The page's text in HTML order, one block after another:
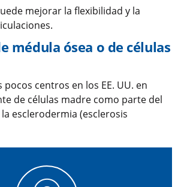
mejorar la flexibilidad y la
médula ósea o de células
centros en los EE. UU. en
de células madre como parte del
esclerodermia (esclerosis